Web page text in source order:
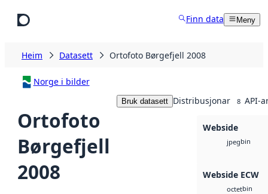
Finn data Meny
Heim Datasett Ortofoto Børgefjell 2008
Norge i bilder
Ortofoto
Børgefjell
2008
Bruk datasett Distribusjonar 8 API-
Webside
jpegbin
Webside ECW
octetbin